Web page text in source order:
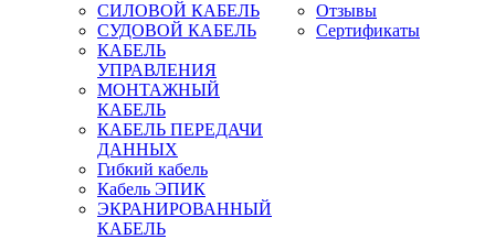
СИЛОВОЙ КАБЕЛЬ
СУДОВОЙ КАБЕЛЬ
КАБЕЛЬ
УПРАВЛЕНИЯ
МОНТАЖНЫЙ
КАБЕЛЬ
КАБЕЛЬ ПЕРЕДАЧИ
ДАННЫХ
Гибкий кабель
Кабель ЭПИК
ЭКРАНИРОВАННЫЙ
КАБЕЛЬ
Отзывы
Сертификаты